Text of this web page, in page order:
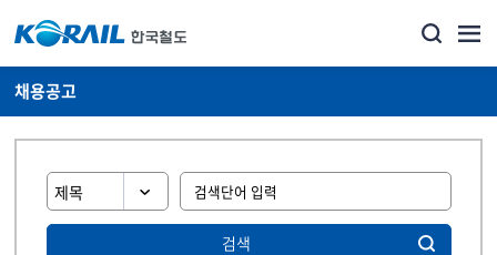
채용공고
검색